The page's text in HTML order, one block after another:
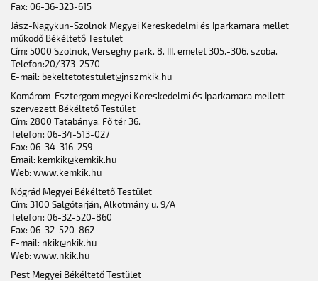
Fax: 06-36-323-615
Jász-Nagykun-Szolnok Megyei Kereskedelmi és Iparkamara mellet
működő Békéltető Testület
Cím: 5000 Szolnok, Verseghy park. 8. III. emelet 305.-306. szoba.
Telefon:20/373-2570
E-mail: bekeltetotestulet@jnszmkik.hu
Komárom-Esztergom megyei Kereskedelmi és Iparkamara mellett
szervezett Békéltető Testület
Cím: 2800 Tatabánya, Fő tér 36.
Telefon: 06-34-513-027
Fax: 06-34-316-259
Email: kemkik@kemkik.hu
Web: www.kemkik.hu
Nógrád Megyei Békéltető Testület
Cím: 3100 Salgótarján, Alkotmány u. 9/A
Telefon: 06-32-520-860
Fax: 06-32-520-862
E-mail: nkik@nkik.hu
Web: www.nkik.hu
Pest Megyei Békéltető Testület